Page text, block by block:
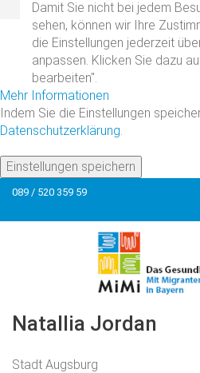
Damit Sie nicht bei jedem
sehen, können wir Ihre
die Einstellungen jederzeit
anpassen. Klicken Sie dazu
bearbeiten".
Mehr Informationen
Indem Sie die Einstellungen
Datenschutzerklärung.
Einstellungen speichern
089 / 520 359 59
Natallia Jordan
Stadt Augsburg